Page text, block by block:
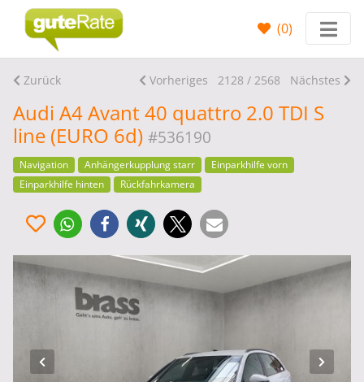
(0)
Zurück Vorheriges 2128 / 2568 Nächstes
Audi A4 Avant 40 quattro 2.0 TDI S
line (EURO 6d) #536190
Navigation Anhängerkupplung starr
Einparkhilfe vorn
Einparkhilfe hinten
Rückfahrkamera